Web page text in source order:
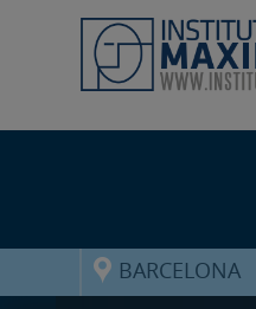
BARCELONA